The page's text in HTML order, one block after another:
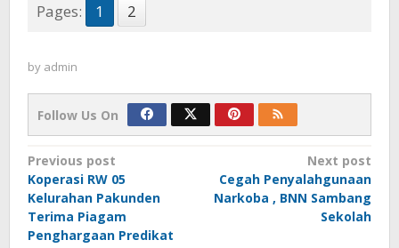
Pages: 1 2
by admin
Follow Us On
Post
navigation
Previous post
Koperasi RW 05
Kelurahan Pakunden
Terima Piagam
Penghargaan Predikat
Next post
Cegah Penyalahgunaan
Narkoba , BNN Sambang
Sekolah